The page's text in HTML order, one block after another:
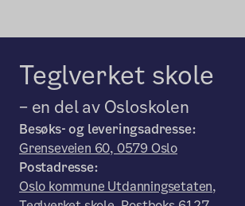
Teglverket skole
– en del av Osloskolen
Besøks- og leveringsadresse:
Grenseveien 60, 0579 Oslo
Postadresse:
Oslo kommune Utdanningsetaten,